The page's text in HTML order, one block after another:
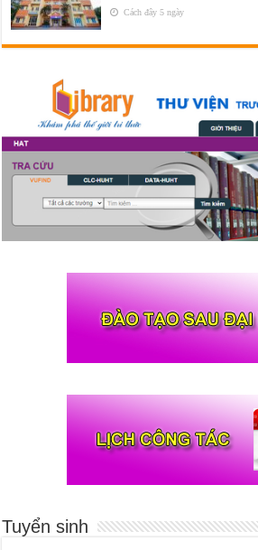
Cách đây 5 ngày
Tuyển sinh